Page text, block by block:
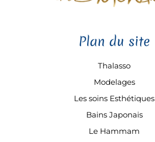
Plan du site
Thalasso
Modelages
Les soins Esthétiques
Bains Japonais
Le Hammam